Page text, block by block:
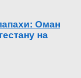
Оман
на